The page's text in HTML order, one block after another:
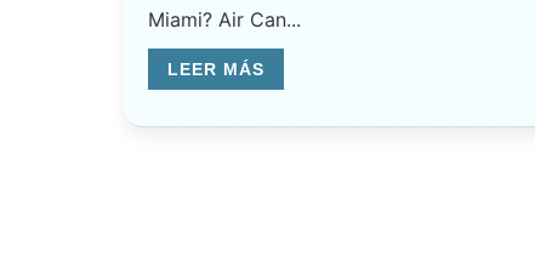
Miami? Air Can...
LEER MÁS